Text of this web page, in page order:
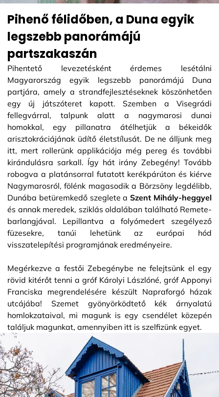
Pihenő félidőben, a Duna egyik
legszebb panorámájú
partszakaszán
Pihentető levezetésként érdemes lesétálni
Magyarország egyik legszebb panorámájú Duna
partjára, amely a strandfejlesztéseknek köszönhetően
egy új játszóteret kapott. Szemben a Visegrádi
fellegvárral, talpunk alatt a nagymarosi dunai
homokkal, egy pillanatra átélhetjük a békeidők
arisztokráciájának üdítő életstílusát. De ne álljunk meg
itt, mert rollerünk applikációja még pereg és további
kirándulásra sarkall. Így hát irány Zebegény! Tovább
robogva a platánsorral futatott kerékpárúton és kiérve
Nagymarosról, fölénk magasodik a Börzsöny legdélibb,
Dunába betüremkedő szeglete aSzent Mihály-heggyel
és annak meredek, sziklás oldalában található Remete-
barlangjával. Lepillantva a folyómedert szegélyező
füzesekre, tanúi lehetünk az európai hód
visszatelepítési programjának eredményeire.
Megérkezve a festői Zebegénybe ne felejtsünk el egy
rövid kitérőt tenni a gróf Károlyi Lászlóné, gróf Apponyi
Franciska megrendelésére készült Napraforgó házak
utcájába! Szemet gyönyörködtető kék árnyalatú
homlokzataival, mi magunk is egy csendélet közepén
találjuk magunkat, amennyiben itt is szelfizünk egyet.